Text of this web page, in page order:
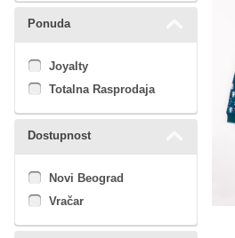
Ponuda
Joyalty
Totalna Rasprodaja
Dostupnost
Novi Beograd
Vračar